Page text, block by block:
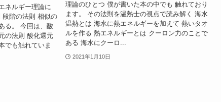
ネルギー理論に
段階の法則 相似の
る。 今回は、酸
の法則 酸化還元
でも触れていま
理論のひとつ 僕が書いた本の中でも 触れており
ます。 その法則を温熱士の視点で読み解く 海水
温熱とは 海水に熱エネルギーを加えて 熱いタオ
ルを作る 熱エネルギーとは クーロン力のことで
ある 海水にクーロ...
2021年1月10日